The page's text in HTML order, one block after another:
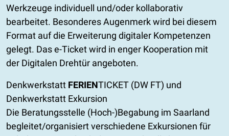
Werkzeuge individuell und/oder kollaborativ
bearbeitet. Besonderes Augenmerk wird bei diesem
Format auf die Erweiterung digitaler Kompetenzen
gelegt. Das e-Ticket wird in enger Kooperation mit
der Digitalen Drehtür angeboten.
Denkwerkstatt FERIENTICKET (DW FT) und
Denkwerkstatt Exkursion
Die Beratungsstelle (Hoch-)Begabung im Saarland
begleitet/organisiert verschiedene Exkursionen für